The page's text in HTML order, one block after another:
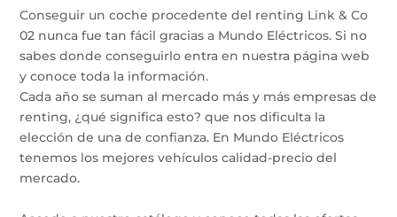
Conseguir un coche procedente del renting Link & Co
02 nunca fue tan fácil gracias a Mundo Eléctricos. Si no
sabes donde conseguirlo entra en nuestra página web
y conoce toda la información.
Cada año se suman al mercado más y más empresas de
renting, ¿qué significa esto? que nos dificulta la
elección de una de confianza. En Mundo Eléctricos
tenemos los mejores vehículos calidad-precio del
mercado.